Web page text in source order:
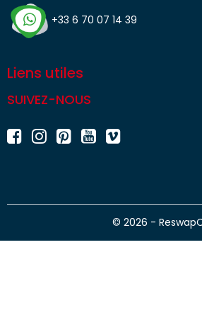
+33 6 70 07 14 39
Liens utiles
SUIVEZ-NOUS
© 2026 -